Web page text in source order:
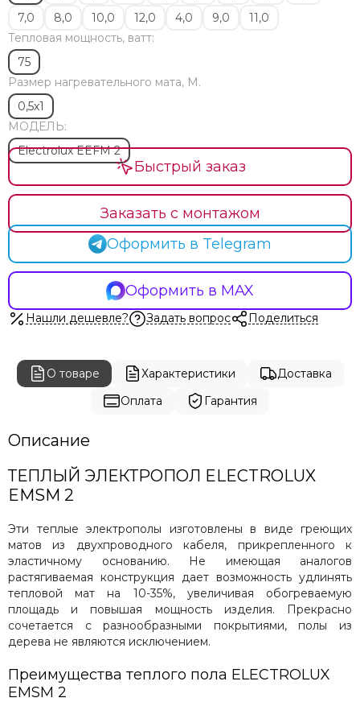
7,0
8,0 10,0 12,0 4,0 9,0
11,0
Тепловая мощность, ватт:
75
Размер нагревательного мата, М.
0,5x1
МОДЕЛЬ:
Electrolux EEFM 2
Быстрый заказ
Заказать с монтажом
Оформить в Telegram
Оформить в MAX
Нашли дешевле? Задать вопрос Поделиться
О товаре Характеристики
Доставка
Оплата
Гарантия
Описание
ТЕПЛЫЙ ЭЛЕКТРОПОЛ ELECTROLUX
EMSM 2
Эти теплые электрополы изготовлены в виде греющих
матов из двухпроводного кабеля, прикрепленного к
эластичному основанию. Не имеющая аналогов
растягиваемая конструкция дает возможность удлинять
тепловой мат на 10-35%, увеличивая обогреваемую
площадь и повышая мощность изделия. Прекрасно
сочетается с разнообразными покрытиями, полы из
дерева не являются исключением.
Преимущества теплого пола ELECTROLUX
EMSM 2